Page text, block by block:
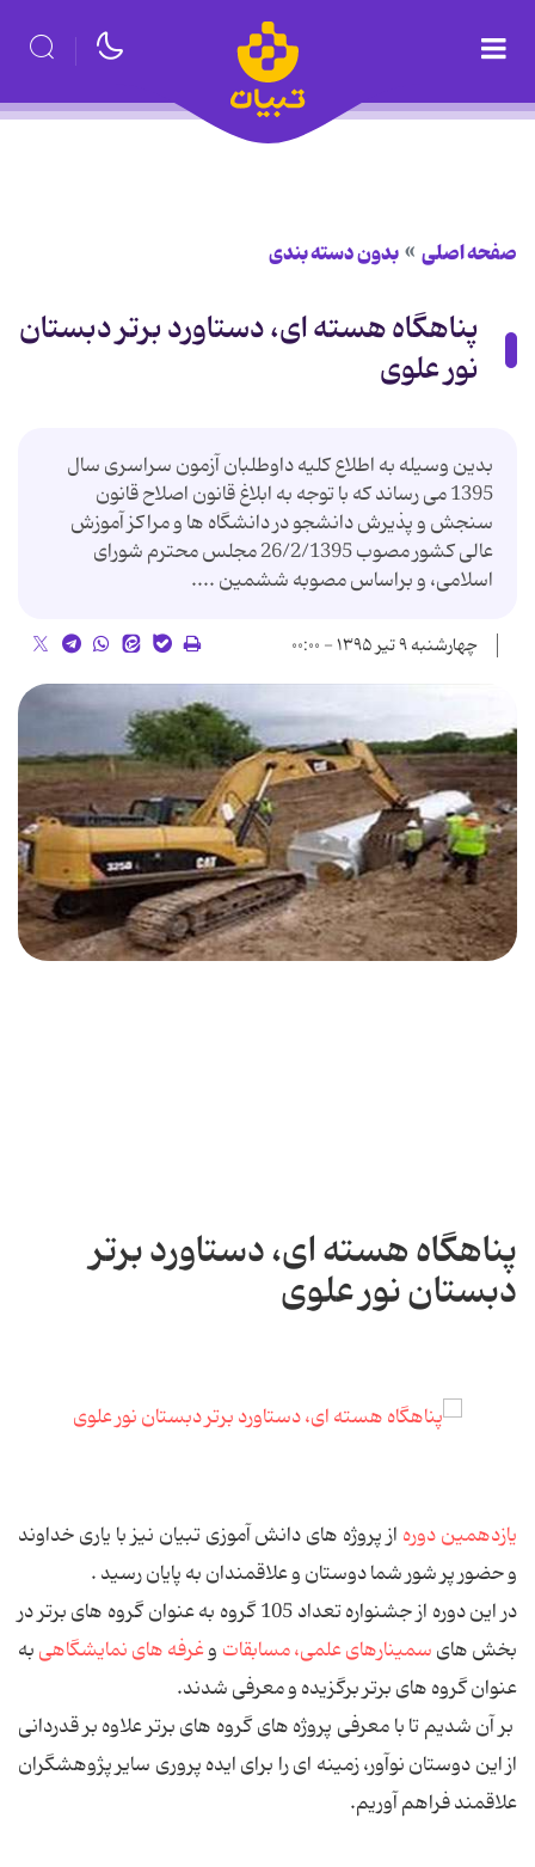
صفحه اصلی بدون دسته بندی
پناهگاه هسته ای، دستاورد برتر دبستان
نور علوی
بدین وسیله به اطلاع کلیه داوطلبان آزمون سراسری سال
1395 می رساند که با توجه به ابلاغ قانون اصلاح قانون
سنجش و پذیرش دانشجو در دانشگاه ها و مراکز آموزش
عالی کشور مصوب 26/2/1395 مجلس محترم شورای
اسلامی، و براساس مصوبه ششمین ....
چهارشنبه ۹ تیر ۱۳۹۵ - ۰۰:۰۰
پناهگاه هسته ای، دستاورد برتر
دبستان نور علوی
یازدهمین دوره از پروژه های دانش آموزی تبیان نیز با یاری خداوند
و حضور پر شور شما دوستان و علاقمندان به پایان رسید .
در این دوره از جشنواره تعداد 105 گروه به عنوان گروه های برتر در
بخش هایسمینارهای علمی،مسابقات وغرفه های نمایشگاهیبه
عنوان گروه های برتر برگزیده و معرفی شدند.
بر آن شدیم تا با معرفی پروژه های گروه های برتر علاوه بر قدردانی
از این دوستان نوآور، زمینه ای را برای ایده پروری سایر پژوهشگران
علاقمند فراهم آوریم.